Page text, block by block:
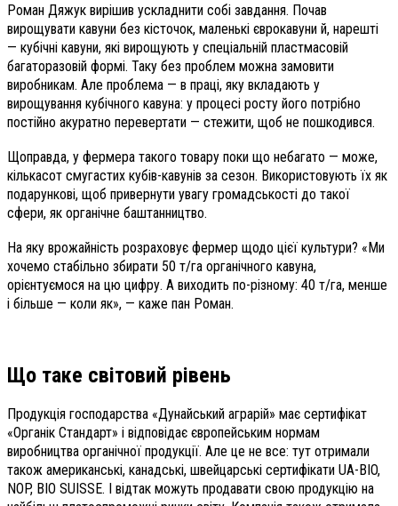
Роман Дяжук вирішив усклад­нити собі завдання. Почав
вирощувати кавуни без кісточок, маленькі єврокавуни й, нарешті
— кубічні кавуни, які вирощують у спеціальній пластмасовій
багаторазовій формі. Таку без проблем можна замовити
виробникам. Але проблема — в праці, яку вкладають у
вирощування кубічного кавуна: у процесі росту його потрібно
постійно акуратно перевертати — стежити, щоб не пошкодився.
Щоправда, у фермера такого товару поки що небагато — може,
кількасот смугастих кубів-кавунів за сезон. Використовують їх як
подарункові, щоб привернути увагу громадськості до такої
сфери, як органічне баштанництво.
На яку врожайність розраховує фермер щодо цієї культури? «Ми
хочемо стабільно збирати 50 т/га органічного кавуна,
орієнтуємося на цю цифру. А виходить по-різному: 40 т/га, менше
і більше — коли як», — каже пан Роман.
Що таке світовий рівень
Продукція господарства «Дунайський аграрій» має сертифікат
«Органік Стандарт» і відповідає європейським нормам
виробництва органічної продукції. Але це не все: тут отримали
також американські, канадські, швейцарські сертифікати UA-BIO,
NOP, BIO SUISSE. І відтак можуть продавати свою продукцію на